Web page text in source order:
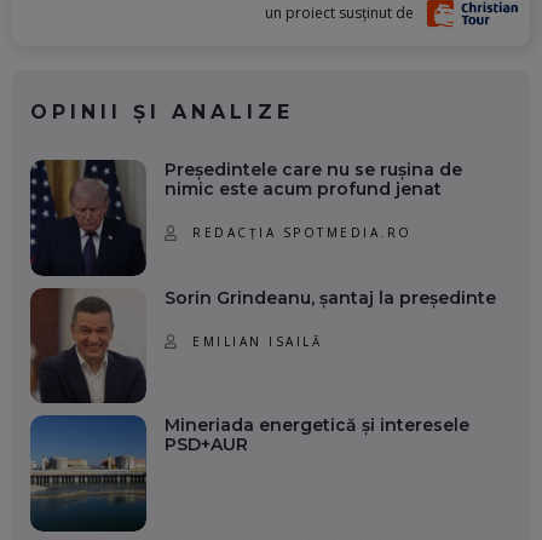
un proiect susținut de
OPINII ȘI ANALIZE
Președintele care nu se rușina de
nimic este acum profund jenat
REDACȚIA SPOTMEDIA.RO
Sorin Grindeanu, șantaj la președinte
EMILIAN ISAILĂ
Mineriada energetică și interesele
PSD+AUR